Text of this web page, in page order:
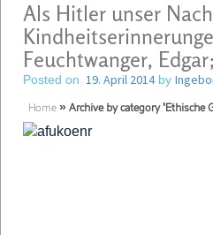
Als Hitler unser
Feuchtwanger,
Posted on 19. April 2014by
Home » Archive by category 'Ethische